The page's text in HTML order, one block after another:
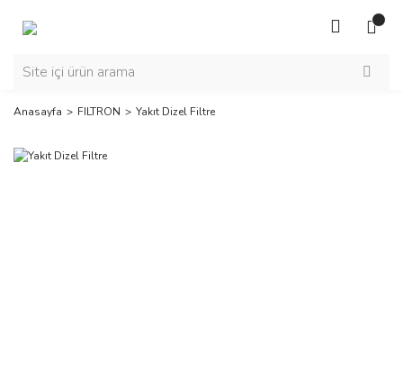
Anasayfa FILTRON Yakıt Dizel Filtre